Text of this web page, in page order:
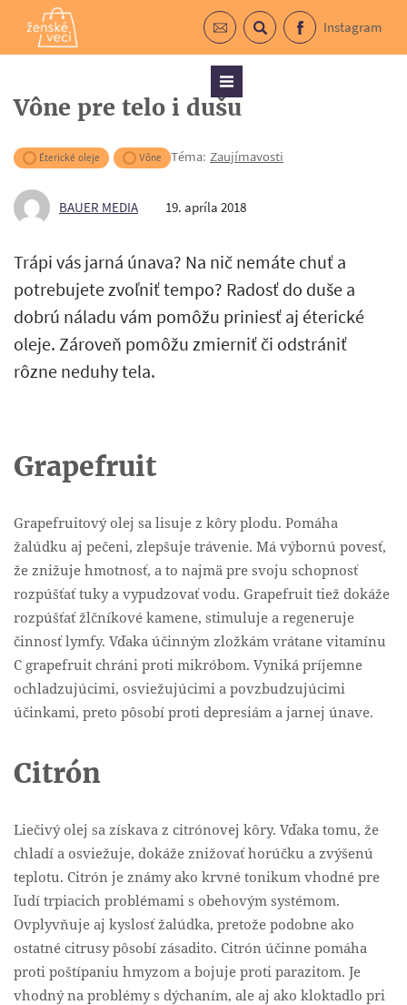
Prihlásiť sa do newslettra
Vyhľadávanie
Facebook
Instagram
Vône pre telo i dušu
Éterické oleje Vône Téma: Zaujímavosti
BAUER MEDIA 19. apríla 2018
Trápi vás jarná únava? Na nič nemáte chuť a
potrebujete zvoľniť tempo? Radosť do duše a
dobrú náladu vám pomôžu priniesť aj éterické
oleje. Zároveň pomôžu zmierniť či odstrániť
rôzne neduhy tela.
Grapefruit
Grapefruitový olej sa lisuje z kôry plodu. Pomáha
žalúdku aj pečeni, zlepšuje trávenie. Má výbornú povesť,
že znižuje hmotnosť, a to najmä pre svoju schopnosť
rozpúšťať tuky a vypudzovať vodu. Grapefruit tiež dokáže
rozpúšťať žlčníkové kamene, stimuluje a regeneruje
činnosť lymfy. Vďaka účinným zložkám vrátane vitamínu
C grapefruit chráni proti mikróbom. Vyniká príjemne
ochladzujúcimi, osviežujúcimi a povzbudzujúcimi
účinkami, preto pôsobí proti depresiám a jarnej únave.
Citrón
Liečivý olej sa získava z citrónovej kôry. Vďaka tomu, že
chladí a osviežuje, dokáže znižovať horúčku a zvýšenú
teplotu. Citrón je známy ako krvné tonikum vhodné pre
ľudí trpiacich problémami s obehovým systémom.
Ovplyvňuje aj kyslosť žalúdka, pretože podobne ako
ostatné citrusy pôsobí zásadito. Citrón účinne pomáha
proti poštípaniu hmyzom a bojuje proti parazitom. Je
vhodný na problémy s dýchaním, ale aj ako kloktadlo pri